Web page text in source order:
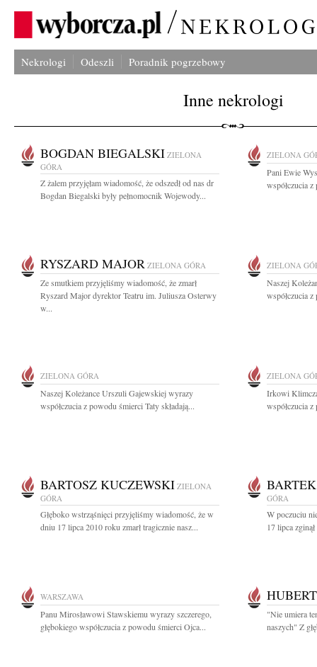
Nekrologi Odeszli Poradnik pogrzebowy
Inne nekrologi
BOGDAN BIEGALSKI ZIELONA
GÓRA
Z żalem przyjęłam wiadomość, że odszedł od nas dr
Bogdan Biegalski były pełnomocnik Wojewody...
ZIELONA
Pani Ewie
współczucia
RYSZARD MAJOR ZIELONA GÓRA
Ze smutkiem przyjęliśmy wiadomość, że zmarł
Ryszard Major dyrektor Teatru im. Juliusza Osterwy
w...
ZIELONA
Naszej
współczucia
ZIELONA GÓRA
Naszej Koleżance Urszuli Gajewskiej wyrazy
współczucia z powodu śmierci Taty składają...
ZIELONA
Irkowi
współczucia
BARTOSZ KUCZEWSKI ZIELONA
GÓRA
Głęboko wstrząśnięci przyjęliśmy wiadomość, że w
dniu 17 lipca 2010 roku zmarł tragicznie nasz...
GÓRA
W poczuciu
17 lipca
WARSZAWA
Panu Mirosławowi Stawskiemu wyrazy szczerego,
głębokiego współczucia z powodu śmierci Ojca...
"Nie umiera
naszych" Z